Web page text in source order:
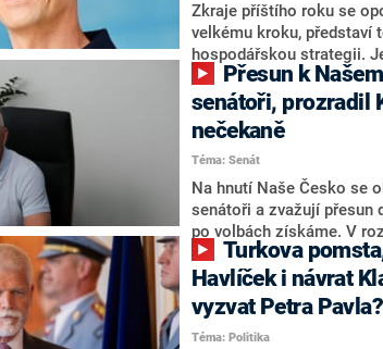
Zkraje příštího roku se
velkému kroku, představí
hospodářskou strategii.
stárnutí populace, řekl
nový předseda lidovců
senátních volbách
aktivitu opozice, o níž
komentátoři mluví jako o
úmorná práce
námi navíc nechodí do
svoje témata,“ odpověděl
NEWS.
senátoři, prozradil
nečekaně
Téma: Senát
Na hnutí Naše Česko se
senátoři a zvažují přesun
po volbách získáme. V
NEWS to řekl zakladatel
Martin Kuba. Konkrétní
například senátora
součástí klubu ODS a
redakce nevyloučil.
Havlíček i návrat
vyzvat Petra Pavla?
Téma: Politika